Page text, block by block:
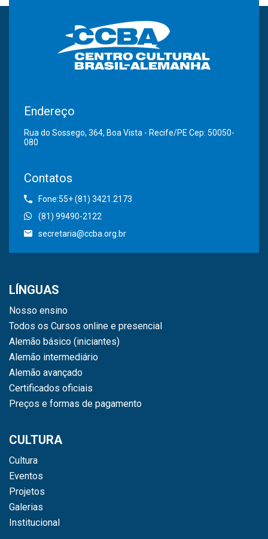
Endereço
Rua do Sossego, 364, Boa Vista - Recife/PE Cep: 50050-
080
Contatos
Fone:55+ (81) 3421.2173
(81) 99490-2122
secretaria@ccba.org.br
LÍNGUAS
Nosso ensino
Todos os Cursos online e presencial
Alemão básico (iniciantes)
Alemão intermediário
Alemão avançado
Certificados oficiais
Preços e formas de pagamento
CULTURA
Cultura
Eventos
Projetos
Galerias
Institucional